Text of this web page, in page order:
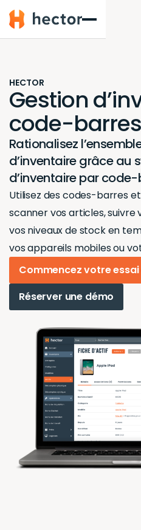
Hector
HECTOR
Gestion
code-
Rationalisez
d’inventaire grâce au
d’inventaire par code-
Utilisez des codes-barres
scanner vos articles,
vos niveaux de stock en
vos appareils mobiles ou
Commencez votre
Réserver une démo